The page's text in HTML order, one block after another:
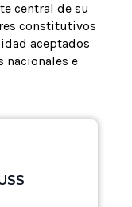
central de su
constitutivos
aceptados
nacionales e